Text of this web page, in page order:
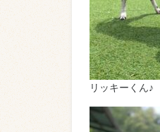
リッキーくん♪